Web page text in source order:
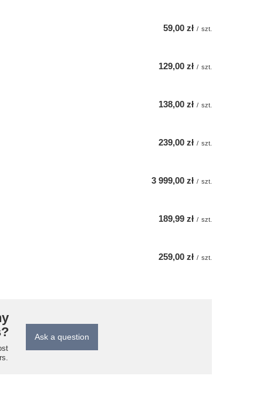
59,00 zł / szt.
129,00 zł / szt.
138,00 zł / szt.
239,00 zł / szt.
3 999,00 zł / szt.
189,99 zł / szt.
259,00 zł / szt.
Ask a question